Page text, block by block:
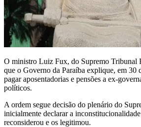
O ministro Luiz Fux, do Supremo Tribunal
que o Governo da Paraíba explique, em 30
pagar aposentadorias e pensões a ex-
políticos.
A ordem segue decisão do plenário do
inicialmente declarar a
reconsiderou e os legitimou.